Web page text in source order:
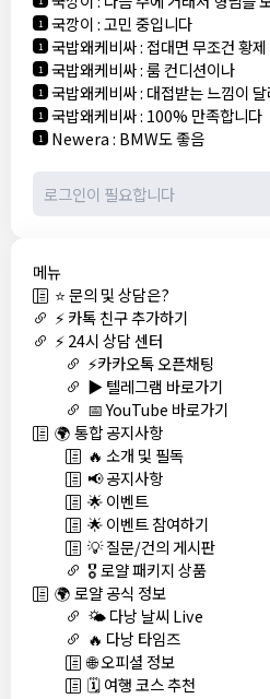
1 국깡이:고민 중입니다
1 국밥왜케비싸: 접대면 무조건 황
1 국밥왜케비싸:룸 컨디션이나
1 국밥왜케비싸: 대접받는 느낌이
1 국밥왜케비싸: 100% 만족합니다
1 Newera: BMW도 좋음
메뉴
⭐ 문의 및 상담은?
⚡ 카톡 친구 추가하기
⚡ 24시 상담 센터
⚡카카오톡 오픈채팅
▶️ 텔레그램 바로가기
📅 YouTube 바로가기
🌍 통합 공지사항
🔥 소개 및 필독
📢 공지사항
🌟 이벤트
🌟 이벤트 참여하기
💡 질문/건의 게시판
🎖️ 로얄 패키지 상품
🌍 로얄 공식 정보
🌤️ 다낭 날씨 Live
🔥 다낭 타임즈
🌐 오피셜 정보
🗓️ 여행 코스 추천